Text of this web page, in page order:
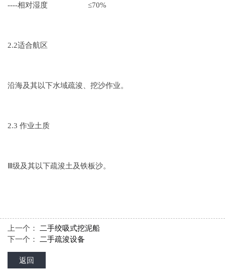
----相对湿度 ≤70%
2.2适合航区
沿海及其以下水域疏浚、挖沙作业。
2.3 作业土质
Ⅲ级及其以下疏浚土及铁板沙。
上一个：二手绞吸式挖泥船
下一个：二手疏浚设备
返回